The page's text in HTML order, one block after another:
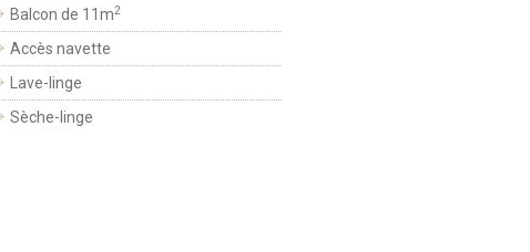
Balcon de 11m2
Accès navette
Lave-linge
Sèche-linge